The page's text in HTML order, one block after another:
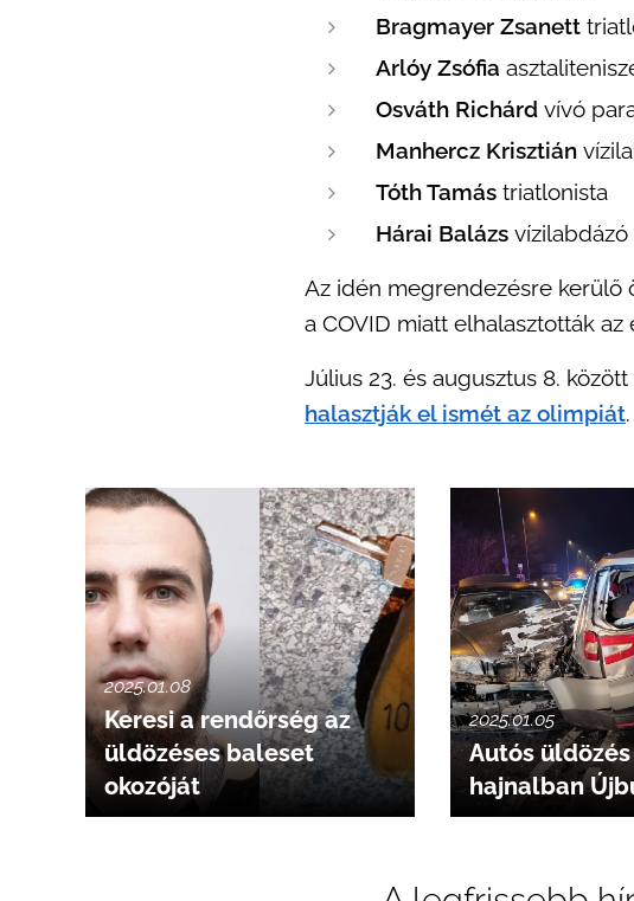
Bragmayer Zsanett
Arlóy Zsófia
Osváth Richárd vívó
Manhercz Krisztián
Tóth Tamás triatlonista
Hárai Balázs vízilabdázó
Az idén megrendezésre kerülő
a COVID miatt elhalasztották az
Július 23. és augusztus 8.
halasztják el ismét az olimpiát.
2025.01.08
Keresi a rendőrség az
üldözéses baleset
okozóját
2025.01.05
Autós
hajnalban